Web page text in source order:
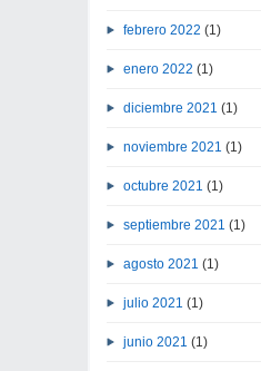
febrero 2022 (1)
enero 2022 (1)
diciembre 2021 (1)
noviembre 2021 (1)
octubre 2021 (1)
septiembre 2021 (1)
agosto 2021 (1)
julio 2021 (1)
junio 2021 (1)